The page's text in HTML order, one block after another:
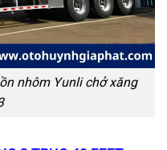
nhôm Yunli chở xăng